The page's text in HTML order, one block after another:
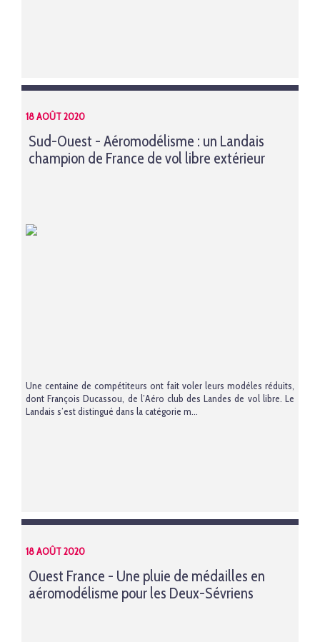
18 AOÛT 2020
Sud-Ouest - Aéromodélisme : un Landais
champion de France de vol libre extérieur
Une centaine de compétiteurs ont fait voler leurs modèles réduits,
dontFrançois Ducassou, de l’Aéro club des Landes de vol libre . Le
Landais s’est distingué dans la catégorie m...
18 AOÛT 2020
Ouest France - Une pluie de médailles en
aéromodélisme pour les Deux-Sévriens